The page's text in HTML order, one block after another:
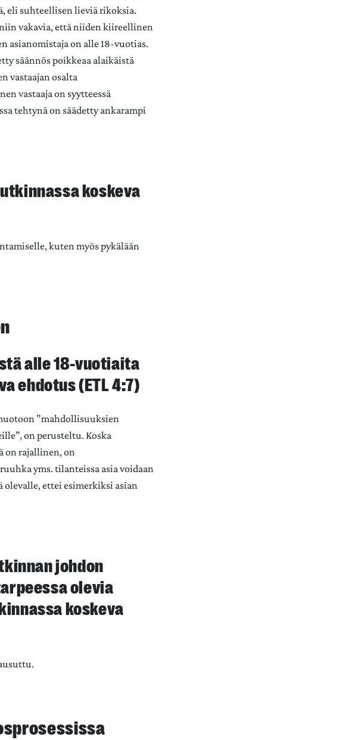
eli suhteellisen lieviä rikoksia.
vakavia, että niiden kiireellinen
asianomistaja on alle 18-vuotias.
säännös poikkeaa alaikäistä
vastaajan osalta
vastaaja on syytteessä
tehtynä on säädetty ankarampi
koskeva
kuten myös pykälään
alle 18-vuotiaita
ehdotus (ETL 4:7)
”mahdollisuuksien
on perusteltu. Koska
on rajallinen, on
yms. tilanteissa asia voidaan
ettei esimerkiksi asian
johdon
olevia
koskeva